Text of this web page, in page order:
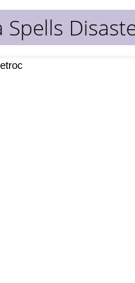
Spells